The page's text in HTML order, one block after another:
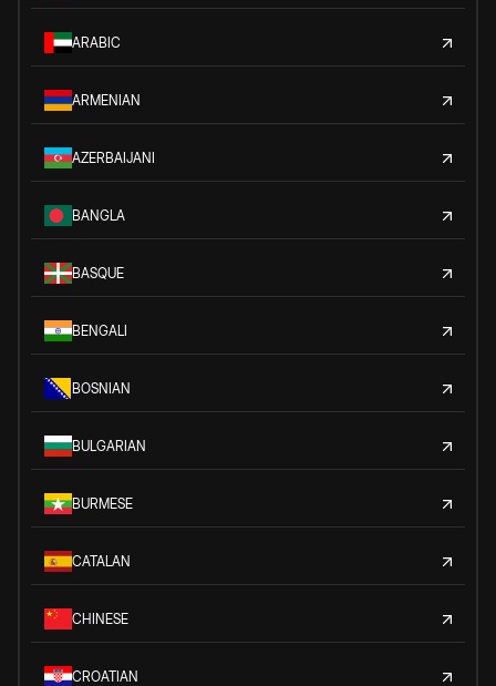
ARABIC
ARMENIAN
AZERBAIJANI
BANGLA
BASQUE
BENGALI
BOSNIAN
BULGARIAN
BURMESE
CATALAN
CHINESE
CROATIAN